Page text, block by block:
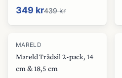
349 kr439 kr
MARELD
Mareld Trådsil 2-pack, 14
cm & 18,5 cm